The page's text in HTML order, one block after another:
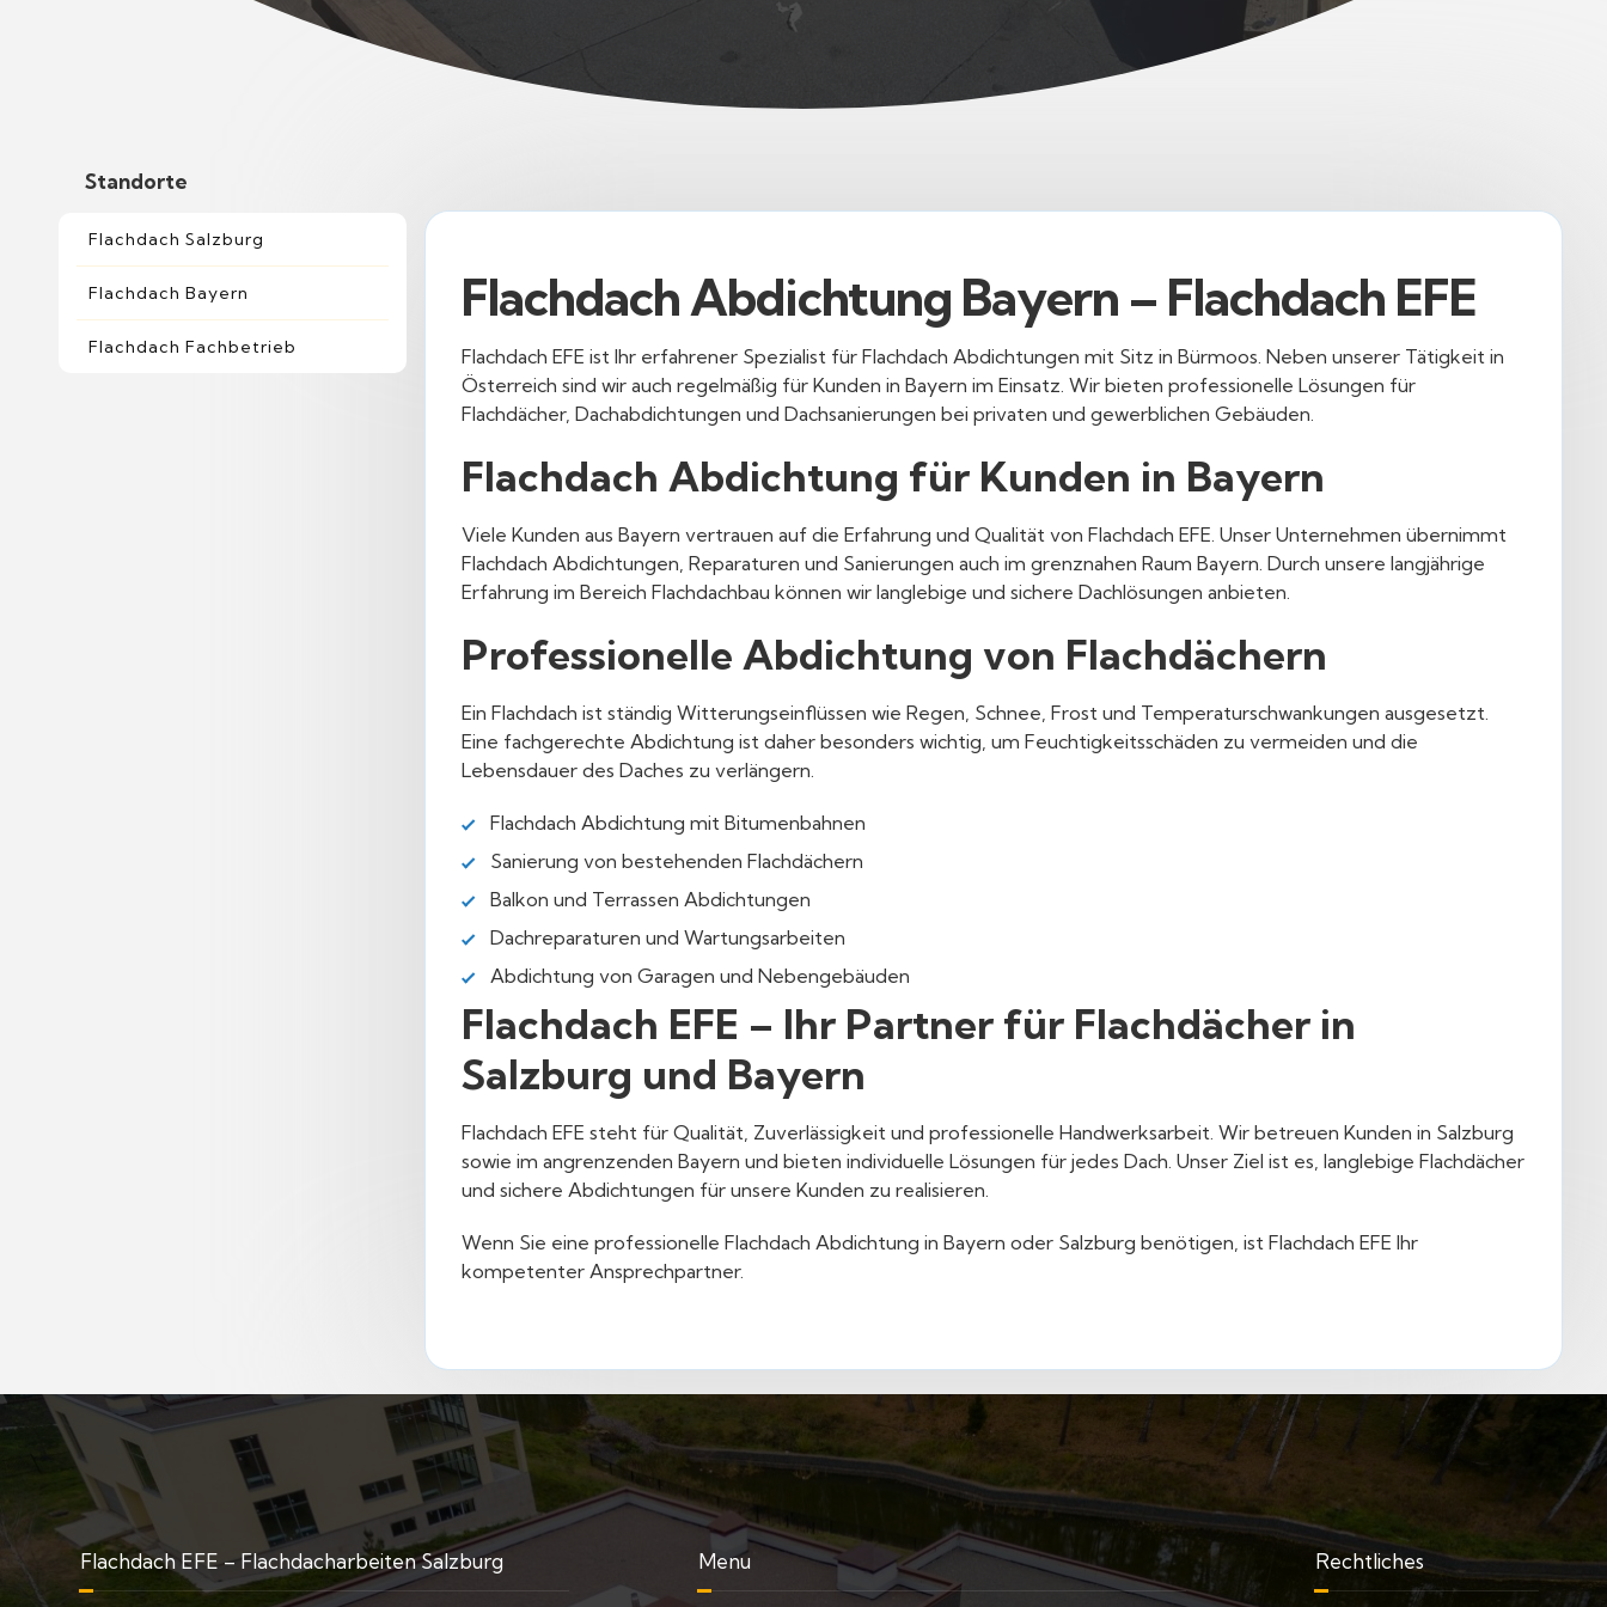
Flachdach Abdichtung Bayern – Flachdach EFE
Flachdach EFE ist Ihr erfahrener Spezialist für Flachdach Abdichtungen mit Sitz in Bürmoos. Neben unserer Tätigkeit in
Österreich sind wir auch regelmäßig für Kunden in Bayern im Einsatz. Wir bieten professionelle Lösungen für
Flachdächer, Dachabdichtungen und Dachsanierungen bei privaten und gewerblichen Gebäuden.
Flachdach Abdichtung für Kunden in Bayern
Viele Kunden aus Bayern vertrauen auf die Erfahrung und Qualität von Flachdach EFE. Unser Unternehmen übernimmt
Flachdach Abdichtungen, Reparaturen und Sanierungen auch im grenznahen Raum Bayern. Durch unsere langjährige
Erfahrung im Bereich Flachdachbau können wir langlebige und sichere Dachlösungen anbieten.
Professionelle Abdichtung von Flachdächern
Ein Flachdach ist ständig Witterungseinflüssen wie Regen, Schnee, Frost und Temperaturschwankungen ausgesetzt.
Eine fachgerechte Abdichtung ist daher besonders wichtig, um Feuchtigkeitsschäden zu vermeiden und die
Lebensdauer des Daches zu verlängern.
Flachdach Abdichtung mit Bitumenbahnen
Sanierung von bestehenden Flachdächern
Balkon und Terrassen Abdichtungen
Dachreparaturen und Wartungsarbeiten
Abdichtung von Garagen und Nebengebäuden
Flachdach EFE – Ihr Partner für Flachdächer in
Salzburg und Bayern
Flachdach EFE steht für Qualität, Zuverlässigkeit und professionelle Handwerksarbeit. Wir betreuen Kunden in Salzburg
sowie im angrenzenden Bayern und bieten individuelle Lösungen für jedes Dach. Unser Ziel ist es, langlebige Flachdächer
und sichere Abdichtungen für unsere Kunden zu realisieren.
Wenn Sie eine professionelle Flachdach Abdichtung in Bayern oder Salzburg benötigen, ist Flachdach EFE Ihr
kompetenter Ansprechpartner.
Standorte
Flachdach Salzburg
Flachdach Bayern
Flachdach Fachbetrieb
Flachdach EFE – Flachdacharbeiten Salzburg Menu Rechtliches